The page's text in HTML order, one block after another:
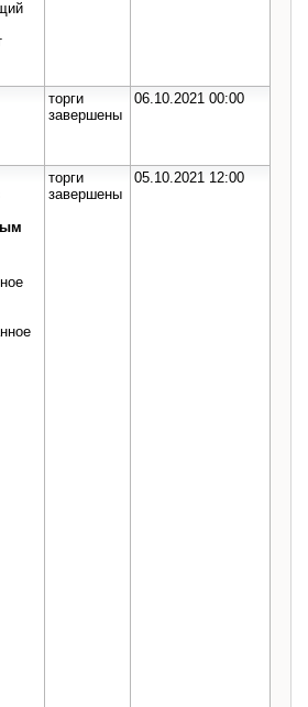
торги
завершены
06.10.2021 00:00
торги
завершены
05.10.2021 12:00